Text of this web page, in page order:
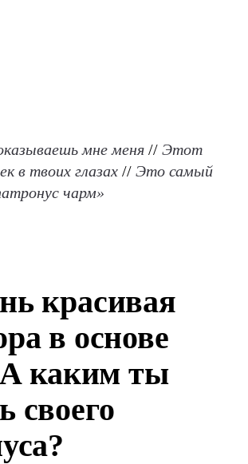
мне меня // Этот
в твоих глазах // Это самый
чарм»
красивая
в основе
А каким ты
своего